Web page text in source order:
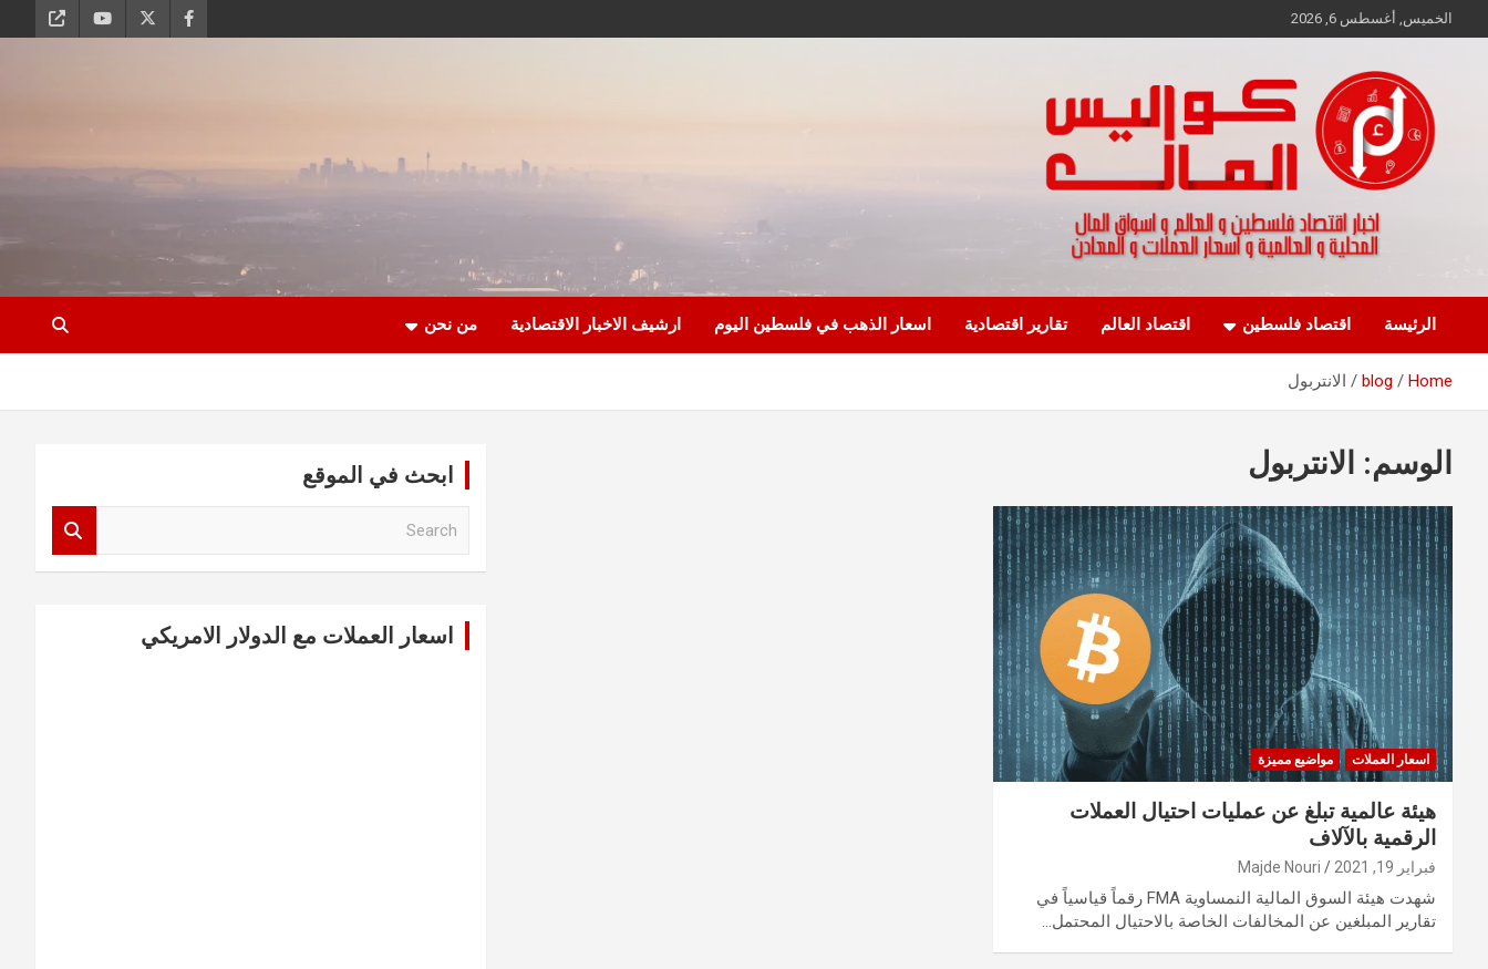
to
الخميس, أغسطس 6, 2026
كواليس المال
الرئيسة اقتصاد فلسطين اقتصاد العالم تقارير اقتصادية اسعار الذهب في فلسطين اليوم ارشيف الاخبار الاقتصادية من نحن
Home
blog الانتربول
الوسم: الانتربول
اسعار العملات مواضيع مميزة
هيئة عالمية تبلغ عن عمليات احتيال العملات
الرقمية بالآلاف
فبراير 19, 2021 Majde Nouri
شهدت هيئة السوق المالية النمساوية FMA رقماً قياسياً في
تقارير المبلغين عن المخالفات الخاصة بالاحتيال المحتمل…
ابحث في الموقع
اسعار العملات مع الدولار الامريكي